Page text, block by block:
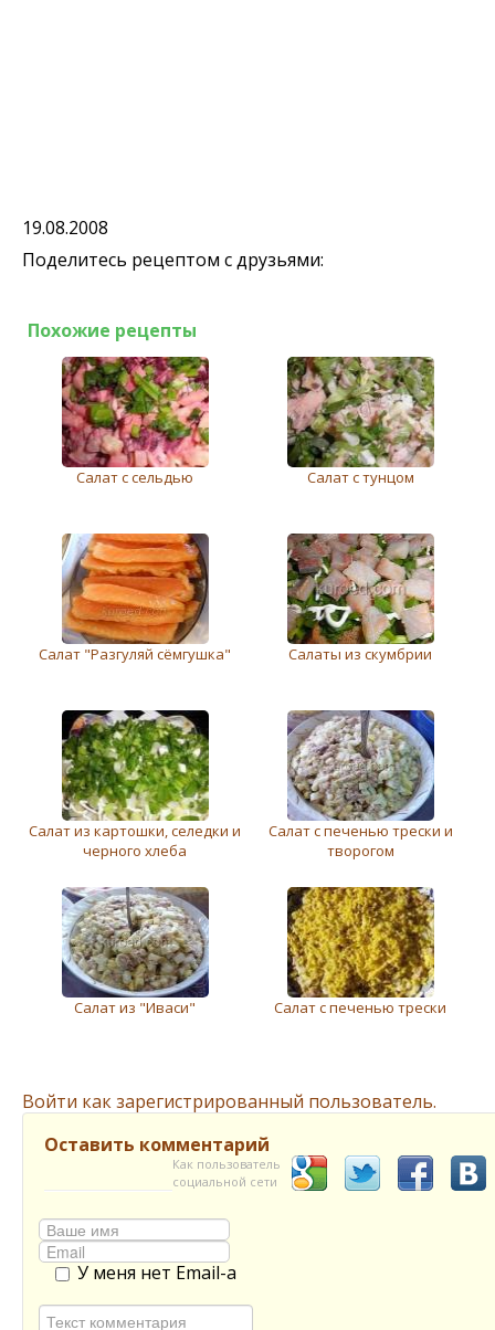
19.08.2008
Поделитесь рецептом с друзьями:
Похожие рецепты
Салат с сельдью Салат с тунцом
Салат "Разгуляй сёмгушка" Салаты из скумбрии
Салат из картошки, селедки и
черного хлеба
Салат с печенью трески и
творогом
Салат из "Иваси" Салат с печенью трески
Войти как зарегистрированный пользователь.
Оставить комментарий
Как пользователь
социальной сети
У меня нет Email-а